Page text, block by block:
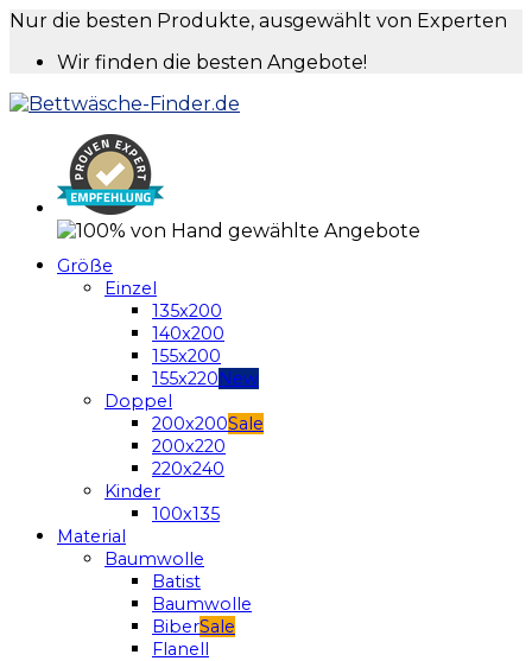
Nur die besten Produkte, ausgewählt von Experten
Wir finden die besten Angebote!
Größe
Einzel
135x200
140x200
155x200
155x220
Doppel
200x200
200x220
220x240
Kinder
100x135
Material
Baumwolle
Batist
Baumwolle
Biber
Flanell